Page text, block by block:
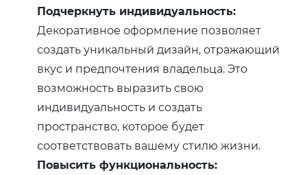
Подчеркнуть индивидуальность:
Декоративное оформление позволяет
создать уникальный дизайн, отражающий
вкус и предпочтения владельца. Это
возможность выразить свою
индивидуальность и создать
пространство, которое будет
соответствовать вашему стилю жизни.
Повысить функциональность: